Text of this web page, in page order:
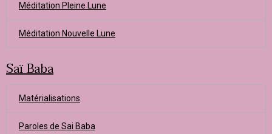
Méditation Pleine Lune
Méditation Nouvelle Lune
Saï Baba
Matérialisations
Paroles de Sai Baba